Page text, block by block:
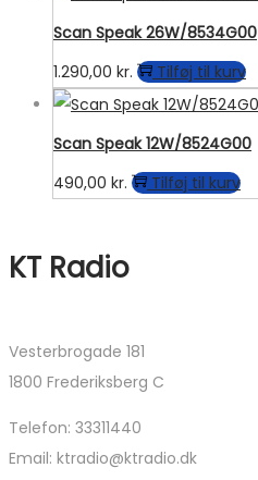
Scan Speak 26W/8534G00
1.290,00 kr. Tilføj til kurv
Scan Speak 12W/8524G00
490,00 kr. Tilføj til kurv
KT Radio
Vesterbrogade 181
1800 Frederiksberg C
Telefon: 33311440
Email: ktradio@ktradio.dk